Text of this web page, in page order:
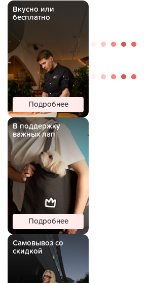
Вкусно или
бесплатно
Подробнее
В поддержку
важных лап
Подробнее
Самовывоз со
скидкой